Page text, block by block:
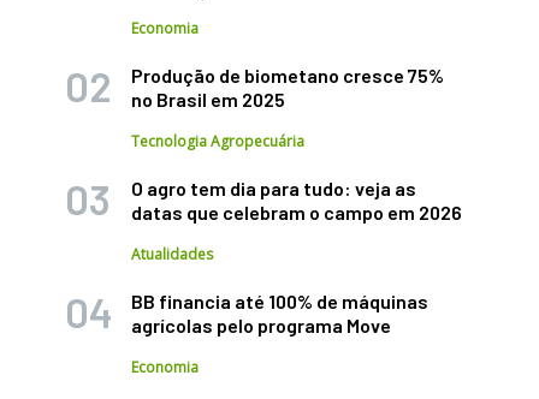
Economia
Produção de biometano cresce 75%
no Brasil em 2025
Tecnologia Agropecuária
O agro tem dia para tudo: veja as
datas que celebram o campo em 2026
Atualidades
BB financia até 100% de máquinas
agrícolas pelo programa Move
Economia